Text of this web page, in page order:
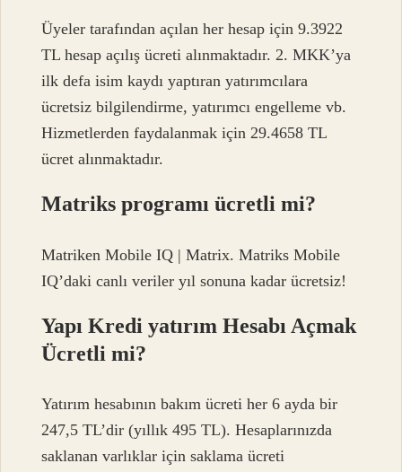
Üyeler tarafından açılan her hesap için 9.3922
TL hesap açılış ücreti alınmaktadır. 2. MKK’ya
ilk defa isim kaydı yaptıran yatırımcılara
ücretsiz bilgilendirme, yatırımcı engelleme vb.
Hizmetlerden faydalanmak için 29.4658 TL
ücret alınmaktadır.
Matriks programı ücretli mi?
Matriken Mobile IQ | Matrix. Matriks Mobile
IQ’daki canlı veriler yıl sonuna kadar ücretsiz!
Yapı Kredi yatırım Hesabı Açmak
Ücretli mi?
Yatırım hesabının bakım ücreti her 6 ayda bir
247,5 TL’dir (yıllık 495 TL). Hesaplarınızda
saklanan varlıklar için saklama ücreti